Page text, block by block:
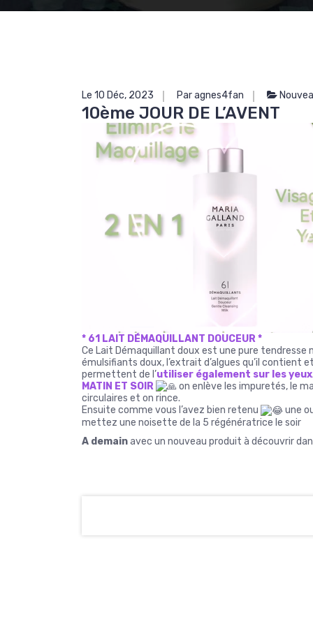
Le 10 Déc, 2023 Par agnes4fan
10ème JOUR DE L’AVENT
* 61 LAIT DÉMAQUILLANT DOUCEUR *
Ce Lait Démaquillant doux est une pure tendresse
émulsifiants doux, l’extrait d’algues qu’il contient
permettent de l’utiliser également sur les yeux.
MATIN ET SOIR
on enlève les impuretés, le
circulaires et on rince.
Ensuite comme vous l’avez bien retenu
une
mettez une noisette de la 5 régénératrice le soir
A demainavec un nouveau produit à découvrir